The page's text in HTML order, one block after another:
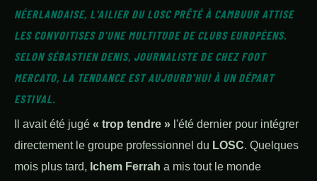
NÉERLANDAISE, L'AILIER DU LOSC PRÊTÉ À CAMBUUR ATTISE
LES CONVOITISES D'UNE MULTITUDE DE CLUBS EUROPÉENS.
SELON SÉBASTIEN DENIS, JOURNALISTE DE CHEZ FOOT
MERCATO, LA TENDANCE EST AUJOURD'HUI À UN DÉPART
ESTIVAL.
Il avait été jugé « trop tendre » l'été dernier pour intégrer
directement le groupe professionnel du LOSC. Quelques
mois plus tard, Ichem Ferrah a mis tout le monde